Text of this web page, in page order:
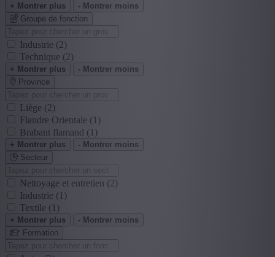
+ Montrer plus
- Montrer moins
Groupe de fonction
Industrie (2)
Technique (2)
+ Montrer plus
- Montrer moins
Province
Liège (2)
Flandre Orientale (1)
Brabant flamand (1)
+ Montrer plus
- Montrer moins
Secteur
Nettoyage et entretien (2)
Industrie (1)
Textile (1)
+ Montrer plus
- Montrer moins
Formation